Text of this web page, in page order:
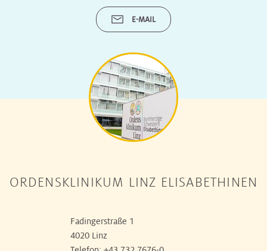
E-MAIL
ORDENSKLINIKUM LINZ ELISABETHINEN
Fadingerstraße 1
4020 Linz